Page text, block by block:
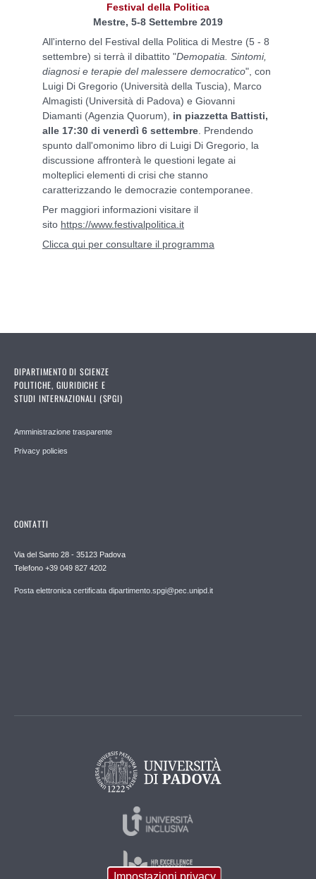
Festival della Politica
Mestre, 5-8 Settembre 2019
All'interno del Festival della Politica di Mestre (5 - 8
settembre) si terrà il dibattito "Demopatia. Sintomi,
diagnosi e terapie del malessere democratico", con
Luigi Di Gregorio (Università della Tuscia), Marco
Almagisti (Università di Padova) e Giovanni
Diamanti (Agenzia Quorum),
in piazzetta Battisti,
alle 17:30 di venerdì 6 settembre . Prendendo
spunto dall'omonimo libro di Luigi Di Gregorio, la
discussione affronterà le questioni legate ai
molteplici elementi di crisi che stanno
caratterizzando le democrazie contemporanee.
Per maggiori informazioni visitare il
sito https://www.festivalpolitica.it
Clicca qui per consultare il programma
DIPARTIMENTO DI SCIENZE
POLITICHE, GIURIDICHE E
STUDI INTERNAZIONALI (SPGI)
Amministrazione trasparente
Privacy policies
CONTATTI
Via del Santo 28 - 35123 Padova
Telefono +39 049 827 4202
Posta elettronica certificata dipartimento.spgi@pec.unipd.it
Impostazioni privacy